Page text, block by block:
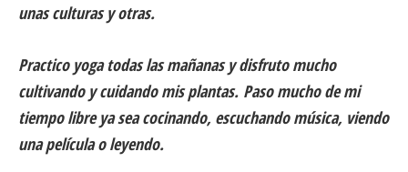
unas culturas y otras.
Practico yoga todas las mañanas y disfruto mucho
cultivando y cuidando mis plantas. Paso mucho de mi
tiempo libre ya sea cocinando, escuchando música, viendo
una película o leyendo.